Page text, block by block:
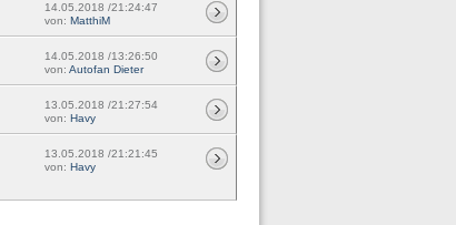
14.05.2018 /21:24:47
von: MatthiM
14.05.2018 /13:26:50
von: Autofan Dieter
13.05.2018 /21:27:54
von: Havy
13.05.2018 /21:21:45
von: Havy